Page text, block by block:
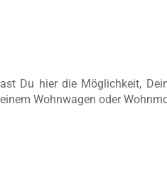
Du hier die Möglichkeit,
Wohnwagen oder